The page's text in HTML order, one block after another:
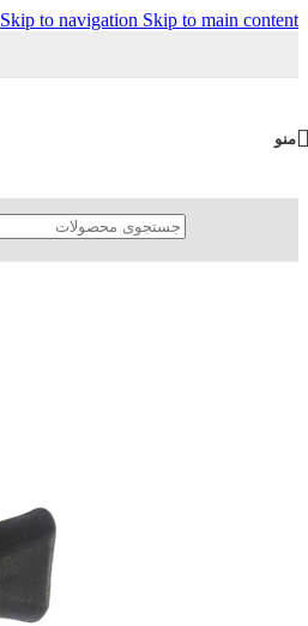
Skip to navigation Skip to main content
منو